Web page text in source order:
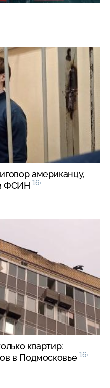
американцу,
ФСИН 16+
квартир:
в Подмосковье 16+